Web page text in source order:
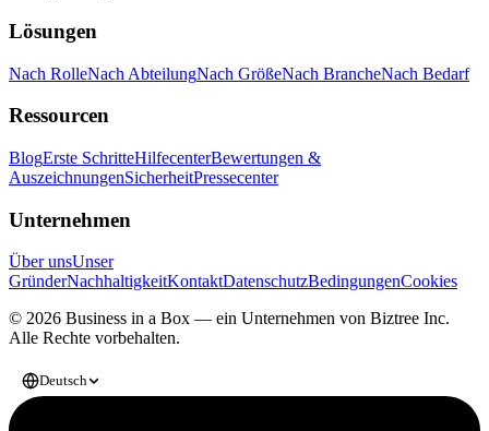
Lösungen
Nach RolleNach AbteilungNach GrößeNach BrancheNach Bedarf
Ressourcen
BlogErste SchritteHilfecenterBewertungen &
AuszeichnungenSicherheitPressecenter
Unternehmen
Über unsUnser
GründerNachhaltigkeitKontaktDatenschutzBedingungenCookies
© 2026 Business in a Box — ein Unternehmen von Biztree Inc.
Alle Rechte vorbehalten.
Deutsch